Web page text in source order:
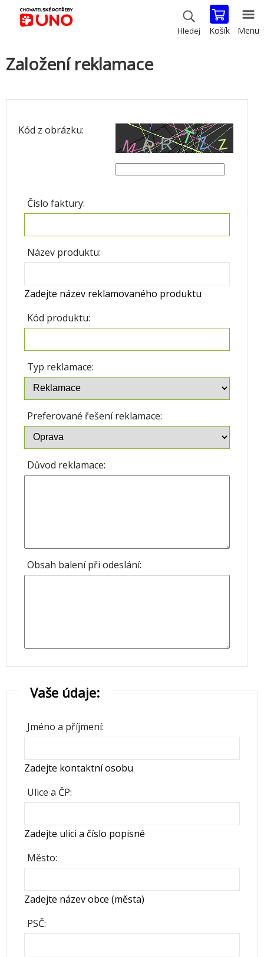
Hledej Košík Menu
Založení reklamace
Kód z obrázku:
Číslo faktury:
Název produktu:
Zadejte název reklamovaného produktu
Kód produktu:
Typ reklamace:
Preferované řešení reklamace:
Důvod reklamace:
Obsah balení při odeslání:
Vaše údaje:
Jméno a příjmení:
Zadejte kontaktní osobu
Ulice a ČP:
Zadejte ulici a číslo popisné
Město:
Zadejte název obce (města)
PSČ: